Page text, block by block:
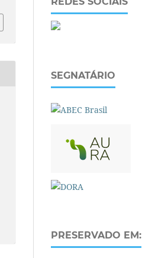
SEGNATÁRIO
PRESERVADO EM: